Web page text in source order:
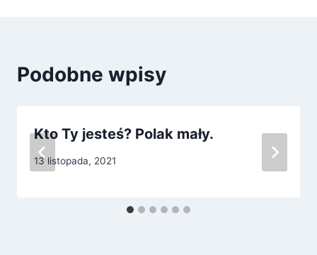
Podobne wpisy
Kto Ty jesteś? Polak mały.
13 listopada, 2021